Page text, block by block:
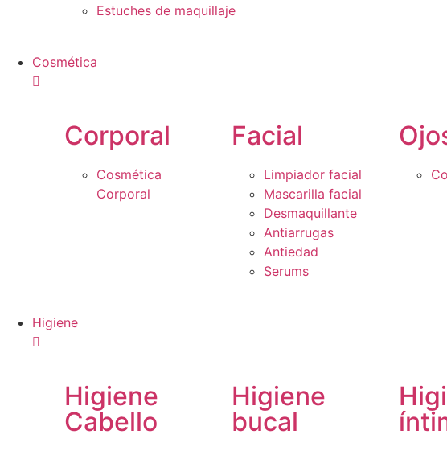
Estuches de maquillaje
Cosmética
Corporal
Cosmética
Corporal
Facial
Limpiador facial
Mascarilla facial
Desmaquillante
Antiarrugas
Antiedad
Serums
Higiene
Higiene
Cabello
Higiene
bucal